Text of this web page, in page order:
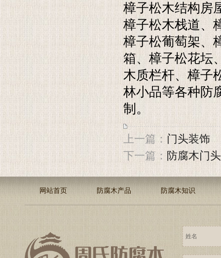
樟子松木结构房
樟子松木栈道、
樟子松葡萄架、
箱、樟子松花坛
木质栏杆、樟子
林小品等各种防
制。
上一篇： 门头装饰
下一篇： 防腐木门
网站首页 防腐木产品 防腐木知识